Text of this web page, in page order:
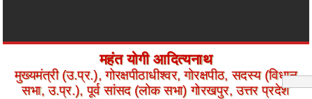
महंत योगी आदित्यनाथ
मुख्यमंत्री (उ.प्र.), गोरक्षपीठाधीश्वर, गोरक्षपीठ, सदस्य (विधान
सभा, उ.प्र.), पूर्व सांसद (लोक सभा) गोरखपुर, उत्तर प्रदेश